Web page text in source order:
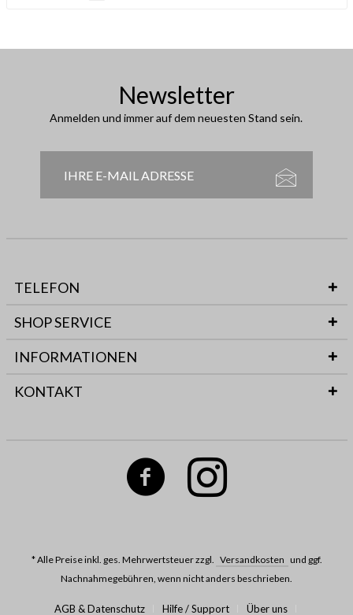
Newsletter
Anmelden und immer auf dem neuesten Stand sein.
TELEFON
SHOP SERVICE
INFORMATIONEN
KONTAKT
* Alle Preise inkl. ges. Mehrwertsteuer zzgl. Versandkosten und ggf.
Nachnahmegebühren, wenn nicht anders beschrieben.
AGB & Datenschutz Hilfe / Support Über uns